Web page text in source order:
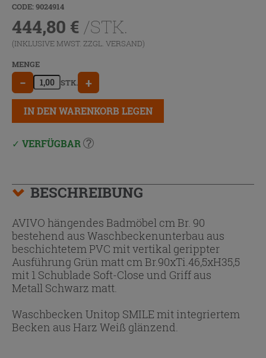
CODE: 9024914
444,80 € /STK.
(INKLUSIVE MWST. ZZGL. VERSAND)
MENGE
− STK. +
IN DEN WARENKORB LEGEN
VERFÜGBAR
BESCHREIBUNG
AVIVO hängendes Badmöbel cm Br. 90
bestehend aus Waschbeckenunterbau aus
beschichtetem PVC mit vertikal gerippter
Ausführung Grün matt cm Br.90xTi.46,5xH35,5
mit 1 Schublade Soft-Close und Griff aus
Metall Schwarz matt.
Waschbecken Unitop SMILE mit integriertem
Becken aus Harz Weiß glänzend.